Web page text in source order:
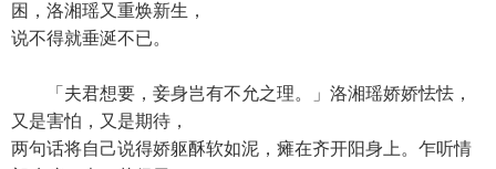
困，洛湘瑶又重焕新生，
说不得就垂涎不已。
「夫君想要，妾身岂有不允之理。」洛湘瑶娇娇怯怯，
又是害怕，又是期待，
两句话将自己说得娇躯酥软如泥，瘫在齐开阳身上。乍听情